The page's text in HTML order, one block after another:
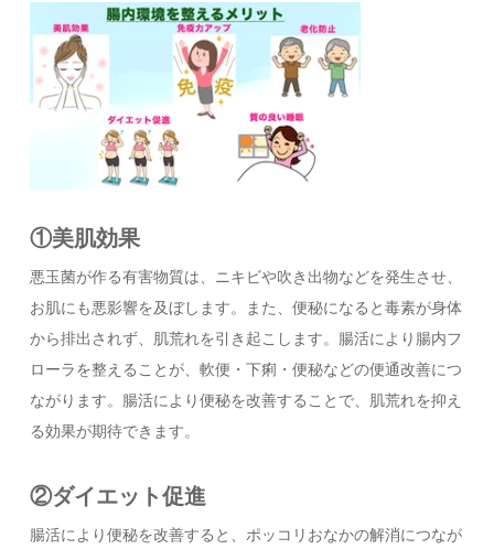
①美肌効果
悪玉菌が作る有害物質は、ニキビや吹き出物などを発生させ、
お肌にも悪影響を及ぼします。また、便秘になると毒素が身体
から排出されず、肌荒れを引き起こします。腸活により腸内フ
ローラを整えることが、軟便・下痢・便秘などの便通改善につ
ながります。腸活により便秘を改善することで、肌荒れを抑え
る効果が期待できます。
②ダイエット促進
腸活により便秘を改善すると、ポッコリおなかの解消につなが